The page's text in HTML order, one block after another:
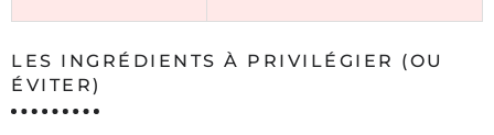
LES INGRÉDIENTS À PRIVILÉGIER (OU
ÉVITER)